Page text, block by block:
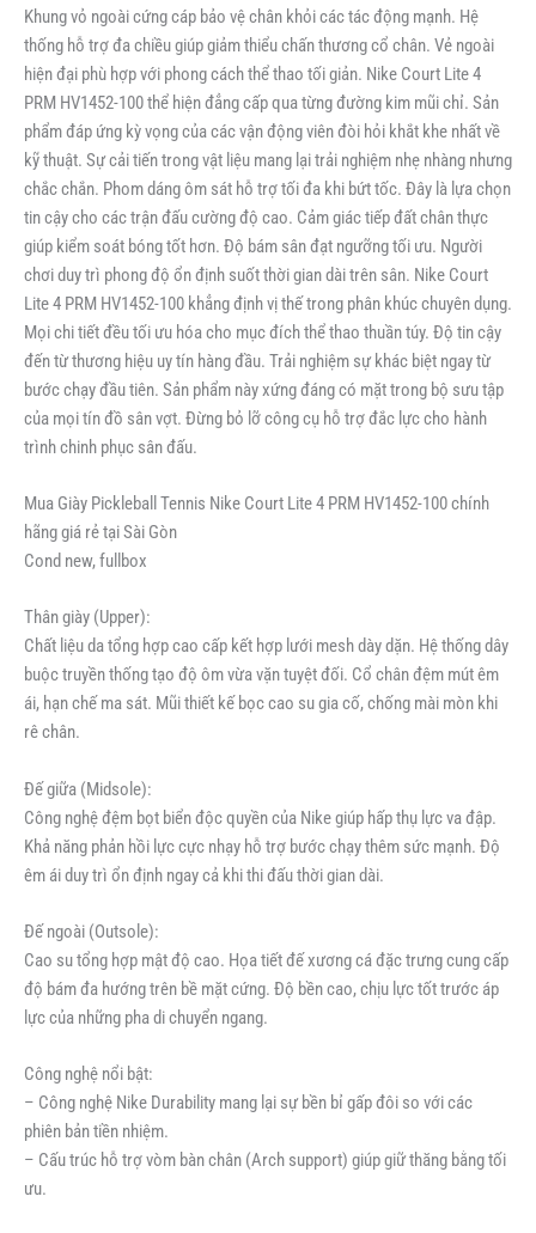
Khung vỏ ngoài cứng cáp bảo vệ chân khỏi các tác động mạnh. Hệ
thống hỗ trợ đa chiều giúp giảm thiểu chấn thương cổ chân. Vẻ ngoài
hiện đại phù hợp với phong cách thể thao tối giản. Nike Court Lite 4
PRM HV1452-100 thể hiện đẳng cấp qua từng đường kim mũi chỉ. Sản
phẩm đáp ứng kỳ vọng của các vận động viên đòi hỏi khắt khe nhất về
kỹ thuật. Sự cải tiến trong vật liệu mang lại trải nghiệm nhẹ nhàng nhưng
chắc chắn. Phom dáng ôm sát hỗ trợ tối đa khi bứt tốc. Đây là lựa chọn
tin cậy cho các trận đấu cường độ cao. Cảm giác tiếp đất chân thực
giúp kiểm soát bóng tốt hơn. Độ bám sân đạt ngưỡng tối ưu. Người
chơi duy trì phong độ ổn định suốt thời gian dài trên sân. Nike Court
Lite 4 PRM HV1452-100 khẳng định vị thế trong phân khúc chuyên dụng.
Mọi chi tiết đều tối ưu hóa cho mục đích thể thao thuần túy. Độ tin cậy
đến từ thương hiệu uy tín hàng đầu. Trải nghiệm sự khác biệt ngay từ
bước chạy đầu tiên. Sản phẩm này xứng đáng có mặt trong bộ sưu tập
của mọi tín đồ sân vợt. Đừng bỏ lỡ công cụ hỗ trợ đắc lực cho hành
trình chinh phục sân đấu.
Mua Giày Pickleball Tennis Nike Court Lite 4 PRM HV1452-100 chính
hãng giá rẻ tại Sài Gòn
Cond new, fullbox
Thân giày (Upper):
Chất liệu da tổng hợp cao cấp kết hợp lưới mesh dày dặn. Hệ thống dây
buộc truyền thống tạo độ ôm vừa vặn tuyệt đối. Cổ chân đệm mút êm
ái, hạn chế ma sát. Mũi thiết kế bọc cao su gia cố, chống mài mòn khi
rê chân.
Đế giữa (Midsole):
Công nghệ đệm bọt biển độc quyền của Nike giúp hấp thụ lực va đập.
Khả năng phản hồi lực cực nhạy hỗ trợ bước chạy thêm sức mạnh. Độ
êm ái duy trì ổn định ngay cả khi thi đấu thời gian dài.
Đế ngoài (Outsole):
Cao su tổng hợp mật độ cao. Họa tiết đế xương cá đặc trưng cung cấp
độ bám đa hướng trên bề mặt cứng. Độ bền cao, chịu lực tốt trước áp
lực của những pha di chuyển ngang.
Công nghệ nổi bật:
– Công nghệ Nike Durability mang lại sự bền bỉ gấp đôi so với các
phiên bản tiền nhiệm.
– Cấu trúc hỗ trợ vòm bàn chân (Arch support) giúp giữ thăng bằng tối
ưu.